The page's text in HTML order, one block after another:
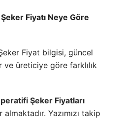
Fiyatı Neye Göre
Fiyat bilgisi, güncel
ve üreticiye göre farklılık
Şeker Fiyatları
almaktadır. Yazımızı takip